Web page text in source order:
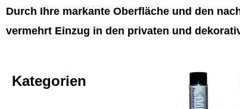
Durch Ihre markante Oberfläche und den
vermehrt Einzug in den privaten und
Kategorien